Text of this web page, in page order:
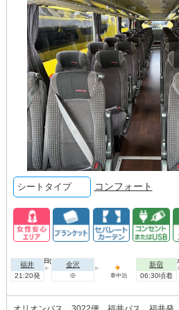
シートタイプ コンフォート
2026年09月01日(火)
福井
21:20発
金沢
※
車中泊
2026年09月02日(
新宿
06:30頃着